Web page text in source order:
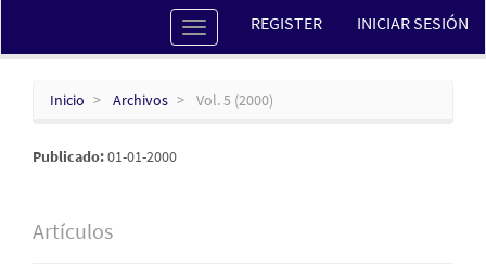
Contenido
Barra
REGISTER INICIAR SESIÓN
Toggle
navigation
Inicio Archivos Vol. 5 (2000)
Publicado:01-01-2000
Artículos